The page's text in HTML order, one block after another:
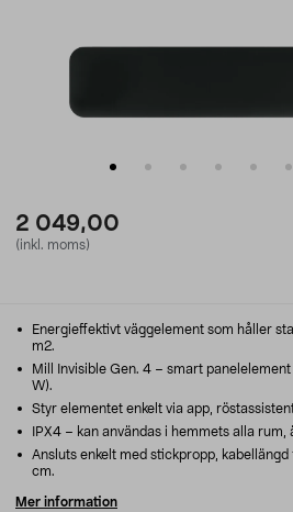
2 049,00
(inkl. moms)
Energieffektivt väggelement som håller
m2.
Mill Invisible Gen. 4 – smart
W).
Styr elementet enkelt via app,
IPX4 – kan användas i hemmets alla rum,
Ansluts enkelt med stickpropp, kabellängd
cm.
Mer information